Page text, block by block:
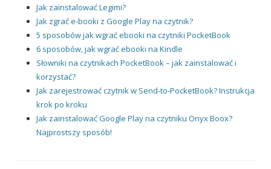
Jak zainstalować Legimi?
Jak zgrać e-booki z Google Play na czytnik?
5 sposobów jak wgrać ebooki na czytniki PocketBook
6 sposobów, jak wgrać ebooki na Kindle
Słowniki na czytnikach PocketBook – jak zainstalować i
korzystać?
Jak zarejestrować czytnik w Send-to-PocketBook? Instrukcja
krok po kroku
Jak zainstalować Google Play na czytniku Onyx Boox?
Najprostszy sposób!